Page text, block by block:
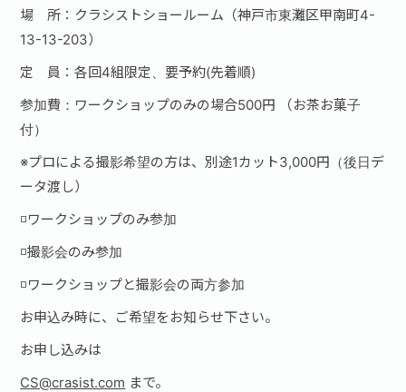
場 所：クラシストショールーム（神戸市東灘区甲南町4-
13-13-203）
定 員：各回4組限定、要予約(先着順)
参加費：ワークショップのみの場合500円 （お茶お菓子
付）
※プロによる撮影希望の方は、別途1カット3,000円（後日デ
ータ渡し）
◽ワークショップのみ参加
◽撮影会のみ参加
◽ワークショップと撮影会の両方参加
お申込み時に、ご希望をお知らせ下さい。
お申し込みは
CS@crasist.com まで。